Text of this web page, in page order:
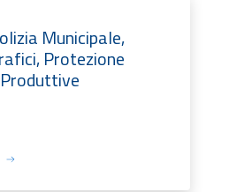
Municipale,
Protezione